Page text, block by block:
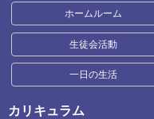
ホームルーム
生徒会活動
一日の生活
カリキュラム